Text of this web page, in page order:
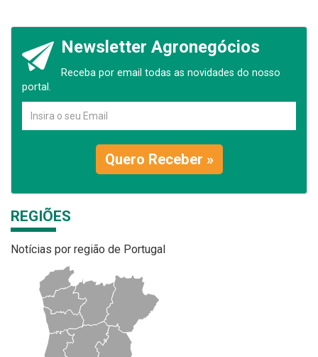
Newsletter Agronegócios
Receba por email todas as novidades do nosso
portal.
Quero Receber »
REGIÕES
Notícias por região de Portugal